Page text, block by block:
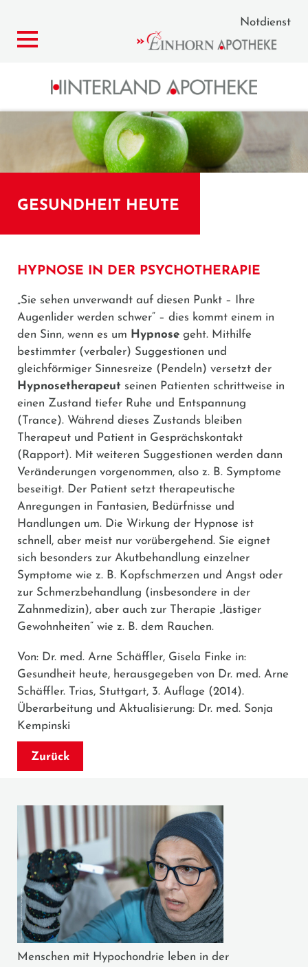
Notdienst
GESUNDHEIT HEUTE
HYPNOSE IN DER PSYCHOTHERAPIE
„Sie sehen unverwandt auf diesen Punkt – Ihre
Augenlider werden schwer“ – dies kommt einem in
den Sinn, wenn es um Hypnose geht. Mithilfe
bestimmter (verbaler) Suggestionen und
gleichförmiger Sinnesreize (Pendeln) versetzt der
Hypnosetherapeut seinen Patienten schrittweise in
einen Zustand tiefer Ruhe und Entspannung
(Trance). Während dieses Zustands bleiben
Therapeut und Patient in Gesprächskontakt
(Rapport). Mit weiteren Suggestionen werden dann
Veränderungen vorgenommen, also z. B. Symptome
beseitigt. Der Patient setzt therapeutische
Anregungen in Fantasien, Bedürfnisse und
Handlungen um. Die Wirkung der Hypnose ist
schnell, aber meist nur vorübergehend. Sie eignet
sich besonders zur Akutbehandlung einzelner
Symptome wie z. B. Kopfschmerzen und Angst oder
zur Schmerzbehandlung (insbesondere in der
Zahnmedizin), aber auch zur Therapie „lästiger
Gewohnheiten“ wie z. B. dem Rauchen.
Von: Dr. med. Arne Schäffler, Gisela Finke in:
Gesundheit heute, herausgegeben von Dr. med. Arne
Schäffler. Trias, Stuttgart, 3. Auflage (2014).
Überarbeitung und Aktualisierung: Dr. med. Sonja
Kempinski
Zurück
Menschen mit Hypochondrie leben in der